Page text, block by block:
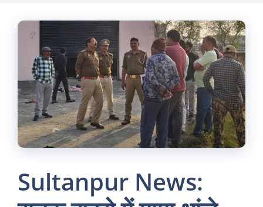
content
Sultanpur News: